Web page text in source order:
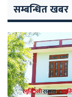
सम्बन्धित खबर